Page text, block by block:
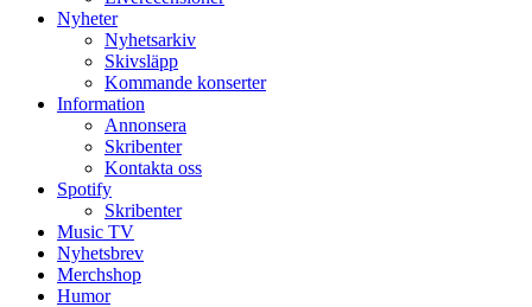
Nyheter
Nyhetsarkiv
Skivsläpp
Kommande konserter
Information
Annonsera
Skribenter
Kontakta oss
Spotify
Skribenter
Music TV
Nyhetsbrev
Merchshop
Humor